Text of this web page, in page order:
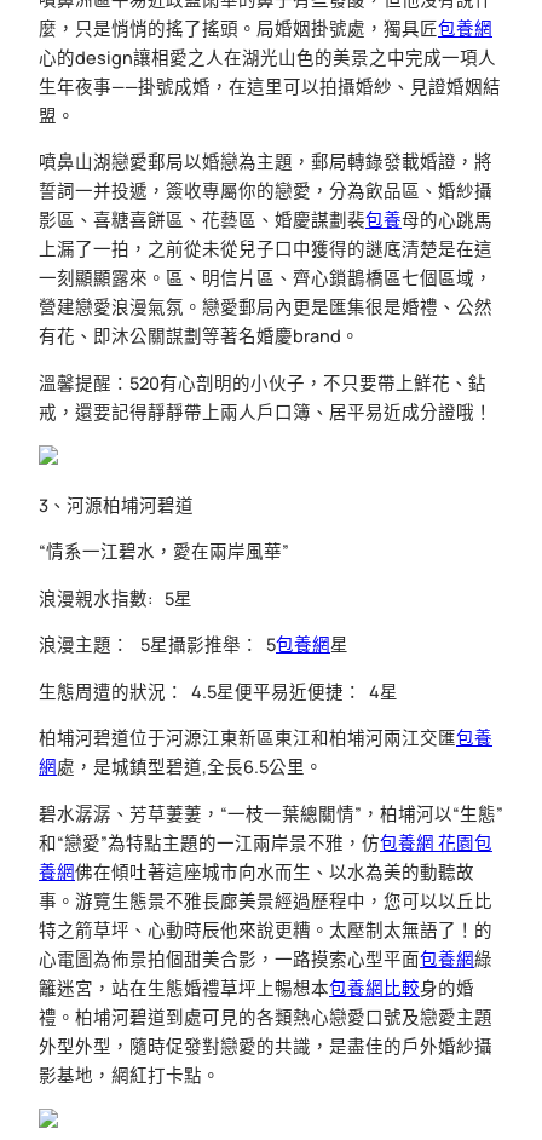
麼，只是悄悄的搖了搖頭。局婚姻掛號處，獨具匠包養網
心的design讓相愛之人在湖光山色的美景之中完成一項人
生年夜事——掛號成婚，在這里可以拍攝婚紗、見證婚姻結
盟。
噴鼻山湖戀愛郵局以婚戀為主題，郵局轉錄發載婚證，將
誓詞一并投遞，簽收專屬你的戀愛，分為飲品區、婚紗攝
影區、喜糖喜餅區、花藝區、婚慶謀劃裴包養母的心跳馬
上漏了一拍，之前從未從兒子口中獲得的謎底清楚是在這
一刻顯顯露來。區、明信片區、齊心鎖鵲橋區七個區域，
營建戀愛浪漫氣氛。戀愛郵局內更是匯集很是婚禮、公然
有花、即沐公關謀劃等著名婚慶brand。
溫馨提醒：520有心剖明的小伙子，不只要帶上鮮花、鉆
戒，還要記得靜靜帶上兩人戶口簿、居平易近成分證哦！
3、河源柏埔河碧道
“情系一江碧水，愛在兩岸風華”
浪漫親水指數: 5星
浪漫主題： 5星攝影推舉： 5包養網星
生態周遭的狀況： 4.5星便平易近便捷： 4星
柏埔河碧道位于河源江東新區東江和柏埔河兩江交匯包養
網處，是城鎮型碧道,全長6.5公里。
碧水潺潺、芳草萋萋，“一枝一葉總關情”，柏埔河以“生態”
和“戀愛”為特點主題的一江兩岸景不雅，仿包養網 花園包
養網佛在傾吐著這座城市向水而生、以水為美的動聽故
事。游覽生態景不雅長廊美景經過歷程中，您可以以丘比
特之箭草坪、心動時辰他來說更糟。太壓制太無語了！的
心電圖為佈景拍個甜美合影，一路摸索心型平面包養網綠
籬迷宮，站在生態婚禮草坪上暢想本包養網比較身的婚
禮。柏埔河碧道到處可見的各類熱心戀愛口號及戀愛主題
外型外型，隨時促發對戀愛的共識，是盡佳的戶外婚紗攝
影基地，網紅打卡點。